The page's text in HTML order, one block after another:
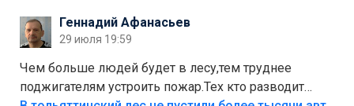
лежала в парке и испортилась.Да еще,видимо,часть
украли.
Геннадий Афанасьев
29 июля 19:59
Чем больше людей будет в лесу,тем труднее
поджигателям устроить пожар.Тех кто разводит